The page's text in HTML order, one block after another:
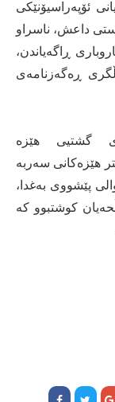
ئۆپەراسیۆنێکی
داعش، ناسراو
ڕاگەیاندن،
ڕەگەزنامەی
گشتیی هێزە
هێزەکانی سەربە
پێشووی بەغدا،
کوشتبوو کە